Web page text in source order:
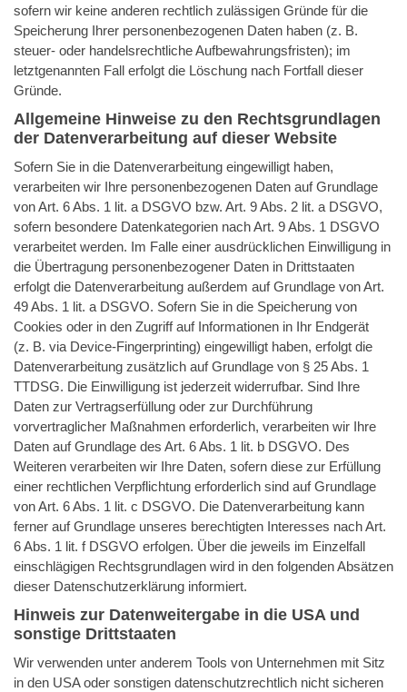
sofern wir keine anderen rechtlich zulässigen Gründe für die
Speicherung Ihrer personenbezogenen Daten haben (z. B.
steuer- oder handelsrechtliche Aufbewahrungsfristen); im
letztgenannten Fall erfolgt die Löschung nach Fortfall dieser
Gründe.
Allgemeine Hinweise zu den Rechtsgrundlagen
der Datenverarbeitung auf dieser Website
Sofern Sie in die Datenverarbeitung eingewilligt haben,
verarbeiten wir Ihre personenbezogenen Daten auf Grundlage
von Art. 6 Abs. 1 lit. a DSGVO bzw. Art. 9 Abs. 2 lit. a DSGVO,
sofern besondere Datenkategorien nach Art. 9 Abs. 1 DSGVO
verarbeitet werden. Im Falle einer ausdrücklichen Einwilligung in
die Übertragung personenbezogener Daten in Drittstaaten
erfolgt die Datenverarbeitung außerdem auf Grundlage von Art.
49 Abs. 1 lit. a DSGVO. Sofern Sie in die Speicherung von
Cookies oder in den Zugriff auf Informationen in Ihr Endgerät
(z. B. via Device-Fingerprinting) eingewilligt haben, erfolgt die
Datenverarbeitung zusätzlich auf Grundlage von § 25 Abs. 1
TTDSG. Die Einwilligung ist jederzeit widerrufbar. Sind Ihre
Daten zur Vertragserfüllung oder zur Durchführung
vorvertraglicher Maßnahmen erforderlich, verarbeiten wir Ihre
Daten auf Grundlage des Art. 6 Abs. 1 lit. b DSGVO. Des
Weiteren verarbeiten wir Ihre Daten, sofern diese zur Erfüllung
einer rechtlichen Verpflichtung erforderlich sind auf Grundlage
von Art. 6 Abs. 1 lit. c DSGVO. Die Datenverarbeitung kann
ferner auf Grundlage unseres berechtigten Interesses nach Art.
6 Abs. 1 lit. f DSGVO erfolgen. Über die jeweils im Einzelfall
einschlägigen Rechtsgrundlagen wird in den folgenden Absätzen
dieser Datenschutzerklärung informiert.
Hinweis zur Datenweitergabe in die USA und
sonstige Drittstaaten
Wir verwenden unter anderem Tools von Unternehmen mit Sitz
in den USA oder sonstigen datenschutzrechtlich nicht sicheren